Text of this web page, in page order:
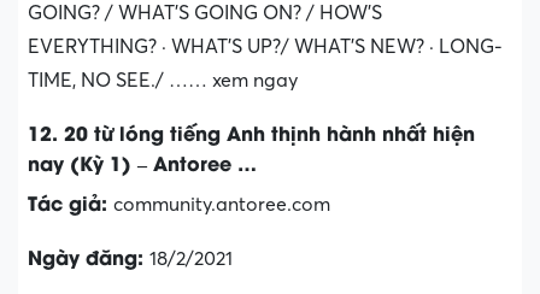
GOING? / WHAT’S GOING ON? / HOW’S
EVERYTHING? · WHAT’S UP?/ WHAT’S NEW? · LONG-
TIME, NO SEE./ …… xem ngay
12. 20 từ lóng tiếng Anh thịnh hành nhất hiện
nay (Kỳ 1) – Antoree …
Tác giả: community.antoree.com
Ngày đăng: 18/2/2021